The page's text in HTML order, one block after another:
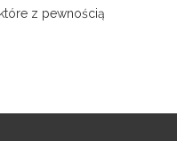
z pewnością